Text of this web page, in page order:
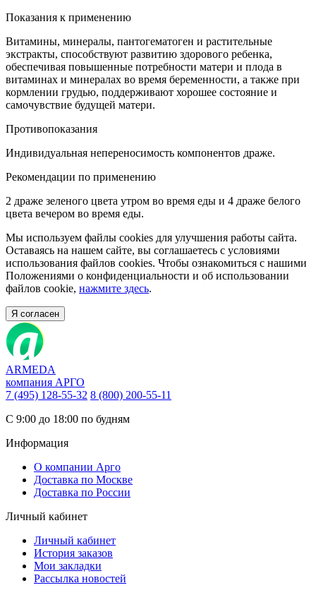
Показания к применению
Витамины, минералы, пантогематоген и растительные
экстракты, способствуют развитию здорового ребенка,
обеспечивая повышенные потребности матери и плода в
витаминах и минералах во время беременности, а также при
кормлении грудью, поддерживают хорошее состояние и
самочувствие будущей матери.
Противопоказания
Индивидуальная непереносимость компонентов драже.
Рекомендации по применению
2 драже зеленого цвета утром во время еды и 4 драже белого
цвета вечером во время еды.
Мы используем файлы cookies для улучшения работы сайта.
Оставаясь на нашем сайте, вы соглашаетесь с условиями
использования файлов cookies. Чтобы ознакомиться с нашими
Положениями о конфиденциальности и об использовании
файлов cookie, нажмите здесь.
Я согласен
ARMEDA
компания АРГО
7 (495) 128-55-32 8 (800) 200-55-11
С 9:00 до 18:00 по будням
Информация
О компании Арго
Доставка по Москве
Доставка по России
Личный кабинет
Личный кабинет
История заказов
Мои закладки
Рассылка новостей